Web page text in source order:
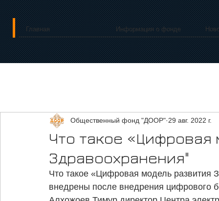
Главная Информация о фонде
Что такое «Цифровая
Здравоохранения"
Общественный фонд "ДООР" 29 авг. 2022 г.
Что такое «Цифровая модель развития
внедрены после внедрения цифрового